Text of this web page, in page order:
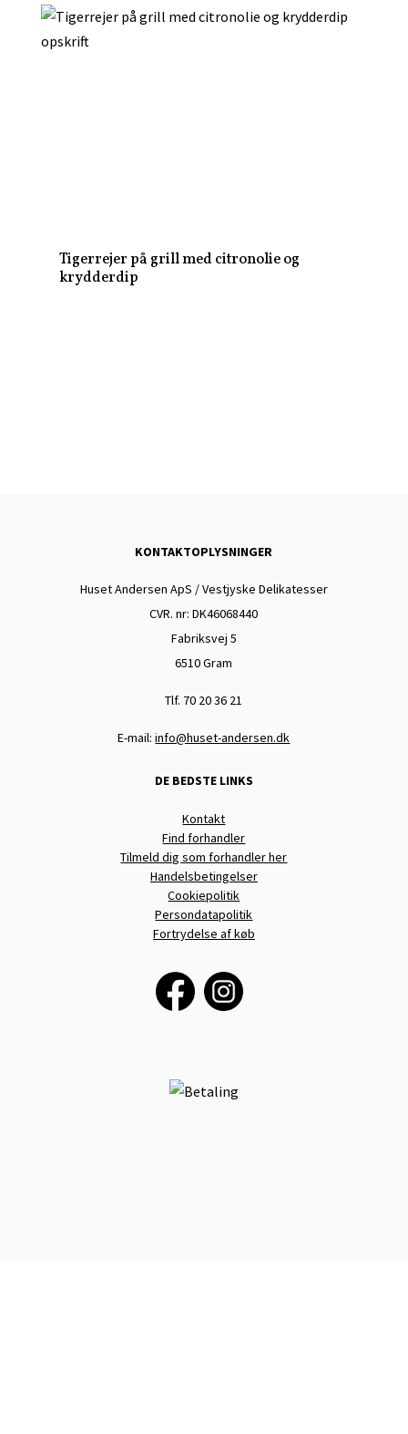
Tigerrejer på grill med citronolie og
krydderdip
KONTAKTOPLYSNINGER
Huset Andersen ApS / Vestjyske Delikatesser
CVR. nr: DK46068440
Fabriksvej 5
6510 Gram
Tlf. 70 20 36 21
E-mail:info@huset-andersen.dk
DE BEDSTE LINKS
Kontakt
Find forhandler
Tilmeld dig som forhandler her
Handelsbetingelser
Cookiepolitik
Persondatapolitik
Fortrydelse af køb